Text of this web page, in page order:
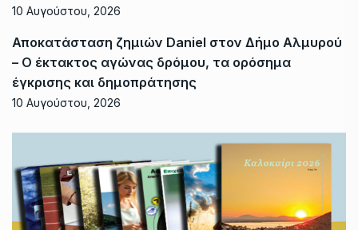
10 Αυγούστου, 2026
Αποκατάσταση ζημιών Daniel στον Δήμο Αλμυρού
– Ο έκτακτος αγώνας δρόμου, τα ορόσημα
έγκρισης και δημοπράτησης
10 Αυγούστου, 2026